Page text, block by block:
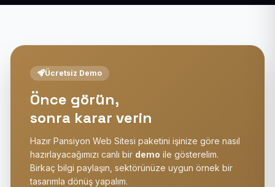
Ücretsiz Demo
Önce görün,
sonra karar verin
Hazır Pansiyon Web Sitesi paketini işinize göre nasıl
hazırlayacağımızı canlı bir demo ile gösterelim.
Birkaç bilgi paylaşın, sektörünüze uygun örnek bir
tasarımla dönüş yapalım.